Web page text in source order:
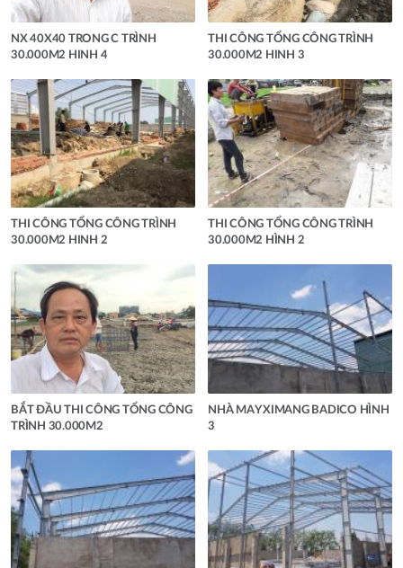
NX 40X40 TRONG C TRÌNH
30.000M2 HINH 4
THI CÔNG TỔNG CÔNG TRÌNH
30.000M2 HINH 3
THI CÔNG TỔNG CÔNG TRÌNH
30.000M2 HINH 2
THI CÔNG TỔNG CÔNG TRÌNH
30.000M2 HÌNH 2
BẮT ĐẦU THI CÔNG TỔNG CÔNG
TRÌNH 30.000M2
NHÀ MAY XIMANG BADICO HÌNH
3